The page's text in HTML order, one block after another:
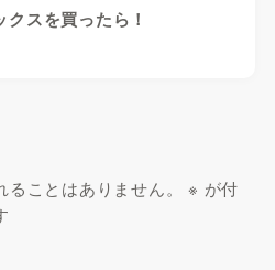
スを買ったら！
ことはありません。 ※ が付